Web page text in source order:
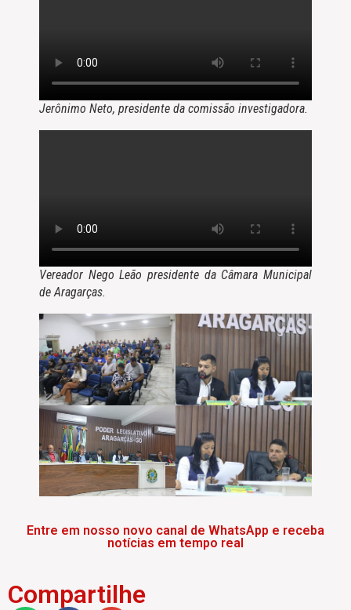
Jerônimo Neto, presidente da comissão investigadora.
Vereador Nego Leão presidente da Câmara Municipal
de Aragarças.
Entre em nosso novo canal de WhatsApp e receba
notícias em tempo real
Compartilhe